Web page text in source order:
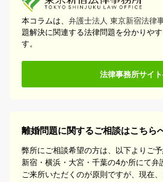
本コラムは、 弁護士法人 東京新宿法律
題解決に関連する法律問題を分かりや
す。
法律事務所サイ
離婚問題に関するご相談はこちら
弊所にご相談希望の方は、以下よりご予
新宿・横浜・大宮・千葉の4か所にて弁
ご来所いただくのが原則ですが、現在